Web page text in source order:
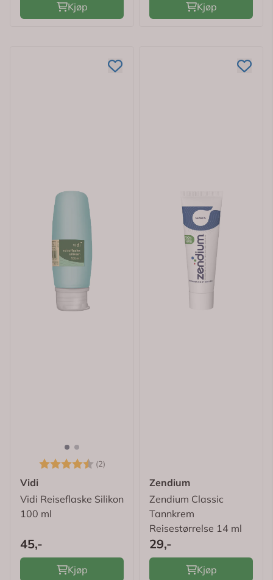
Kjøp Kjøp
Karakter: (2)
Vidi
Vidi Reiseflaske Silikon
100 ml
45,-
Kjøp
Zendium
Zendium Classic
Tannkrem
Reisestørrelse 14 ml
29,-
Kjøp